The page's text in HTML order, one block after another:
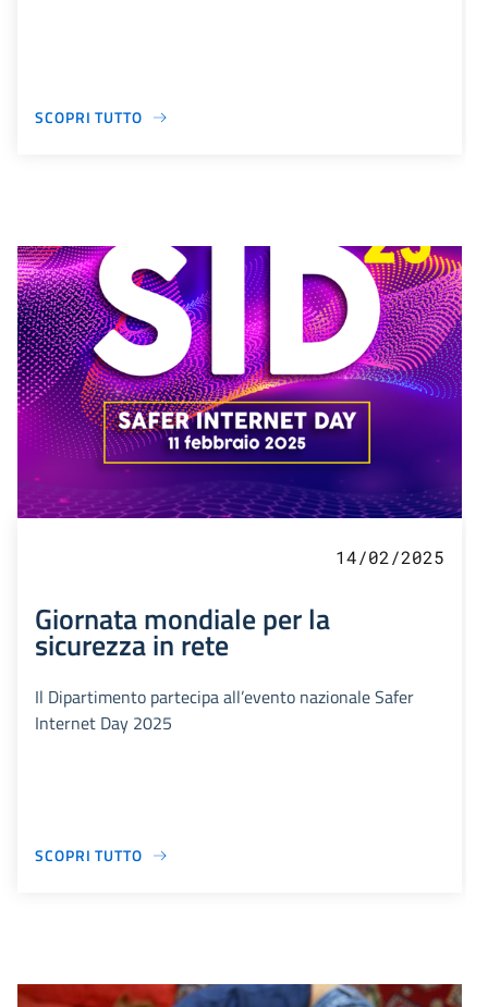
SCOPRI TUTTO
14/02/2025
Giornata mondiale per la
sicurezza in rete
Il Dipartimento partecipa all’evento nazionale Safer
Internet Day 2025
SCOPRI TUTTO